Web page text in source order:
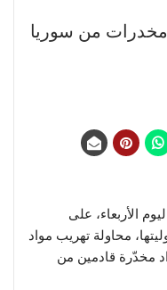
من سوريا
الأربعاء، على
محاولة تهريب مواد
مخدّرة قادمين من